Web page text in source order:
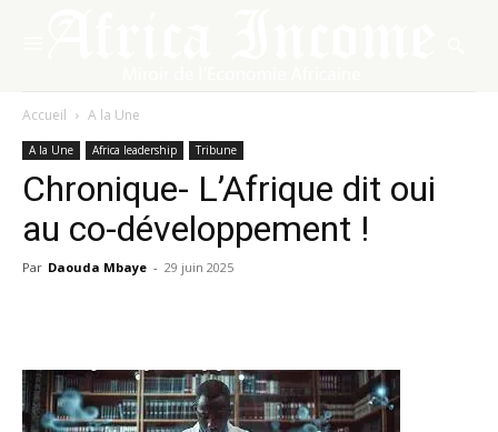
Accueil A la Une
A la Une Africa leadership Tribune
Chronique- L’Afrique dit oui
au co-développement !
Par Daouda Mbaye - 29 juin 2025